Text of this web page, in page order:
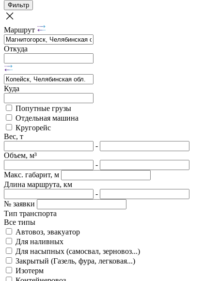
Фильтр
Маршрут
Откуда
Куда
Попутные грузы
Отдельная машина
Кругорейс
Вес, т
-
Объем, м³
-
Макс. габарит, м
Длина маршрута, км
-
№ заявки
Тип транспорта
Все типы
Автовоз, эвакуатор
Для наливных
Для насыпных (самосвал, зерновоз...)
Закрытый (Газель, фура, легковая...)
Изотерм